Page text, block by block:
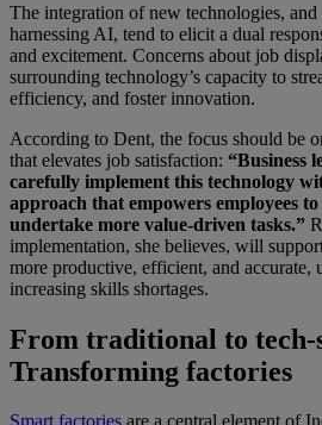
The integration of new technologies,
harnessing AI, tend to elicit a dual
and excitement. Concerns about job
surrounding technology’s capacity to
efficiency, and foster innovation.
According to Dent, the focus should be
that elevates job satisfaction: “Business
carefully implement this technology
approach that empowers employees
undertake more value-driven tasks.”
implementation, she believes, will
more productive, efficient, and accurate,
increasing skills shortages.
From traditional to tech-
Transforming factories